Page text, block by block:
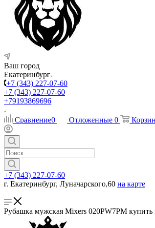
Ваш город
Екатеринбург
+7 (343) 227-07-60
+7 (343) 227-07-60
+79193869696
Сравнение0 Отложенные 0
+7 (343) 227-07-60
г. Екатеринбург, Луначарского,60 на карте
Рубашка мужская Mixers 020PW7PM